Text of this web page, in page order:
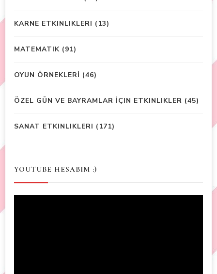
KARNE ETKINLIKLERI (13)
MATEMATIK (91)
OYUN ÖRNEKLERİ (46)
ÖZEL GÜN VE BAYRAMLAR İÇIN ETKINLIKLER (45)
SANAT ETKINLIKLERI (171)
YOUTUBE HESABIM :)